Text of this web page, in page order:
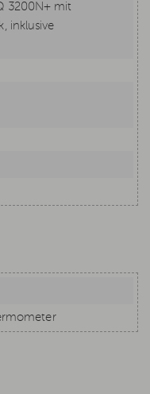
3200N+ mit
inklusive